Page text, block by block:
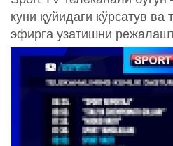
куни қуйидаги кўрсатув ва
эфирга узатишни